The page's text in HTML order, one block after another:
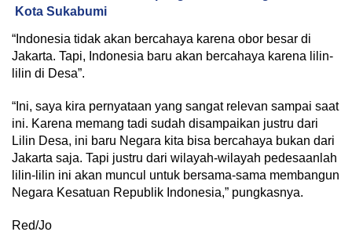
Kota Sukabumi
“Indonesia tidak akan bercahaya karena obor besar di
Jakarta. Tapi, Indonesia baru akan bercahaya karena lilin-
lilin di Desa”.
“Ini, saya kira pernyataan yang sangat relevan sampai saat
ini. Karena memang tadi sudah disampaikan justru dari
Lilin Desa, ini baru Negara kita bisa bercahaya bukan dari
Jakarta saja. Tapi justru dari wilayah-wilayah pedesaanlah
lilin-lilin ini akan muncul untuk bersama-sama membangun
Negara Kesatuan Republik Indonesia,” pungkasnya.
Red/Jo